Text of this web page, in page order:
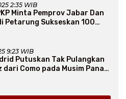
2:35 WIB
Minta Pemprov Jabar Dan
Petarung Sukseskan 100
9:23 WIB
Putuskan Tak Pulangkan
dari Como pada Musim Panas